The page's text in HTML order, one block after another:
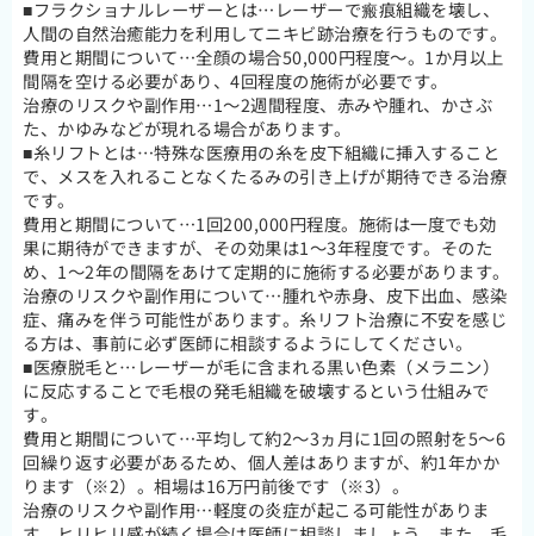
■フラクショナルレーザーとは…レーザーで瘢痕組織を壊し、
人間の自然治癒能力を利用してニキビ跡治療を行うものです。
費用と期間について…全顔の場合50,000円程度～。1か月以上
間隔を空ける必要があり、4回程度の施術が必要です。
治療のリスクや副作用…1～2週間程度、赤みや腫れ、かさぶ
た、かゆみなどが現れる場合があります。
■糸リフトとは…特殊な医療用の糸を皮下組織に挿入すること
で、メスを入れることなくたるみの引き上げが期待できる治療
です。
費用と期間について…1回200,000円程度。施術は一度でも効
果に期待ができますが、その効果は1～3年程度です。そのた
め、1～2年の間隔をあけて定期的に施術する必要があります。
治療のリスクや副作用について…腫れや赤身、皮下出血、感染
症、痛みを伴う可能性があります。糸リフト治療に不安を感じ
る方は、事前に必ず医師に相談するようにしてください。
■医療脱毛と…レーザーが毛に含まれる黒い色素（メラニン）
に反応することで毛根の発毛組織を破壊するという仕組みで
す。
費用と期間について…平均して約2～3ヵ月に1回の照射を5～6
回繰り返す必要があるため、個人差はありますが、約1年かか
ります（※2）。相場は16万円前後です（※3）。
治療のリスクや副作用…軽度の炎症が起こる可能性がありま